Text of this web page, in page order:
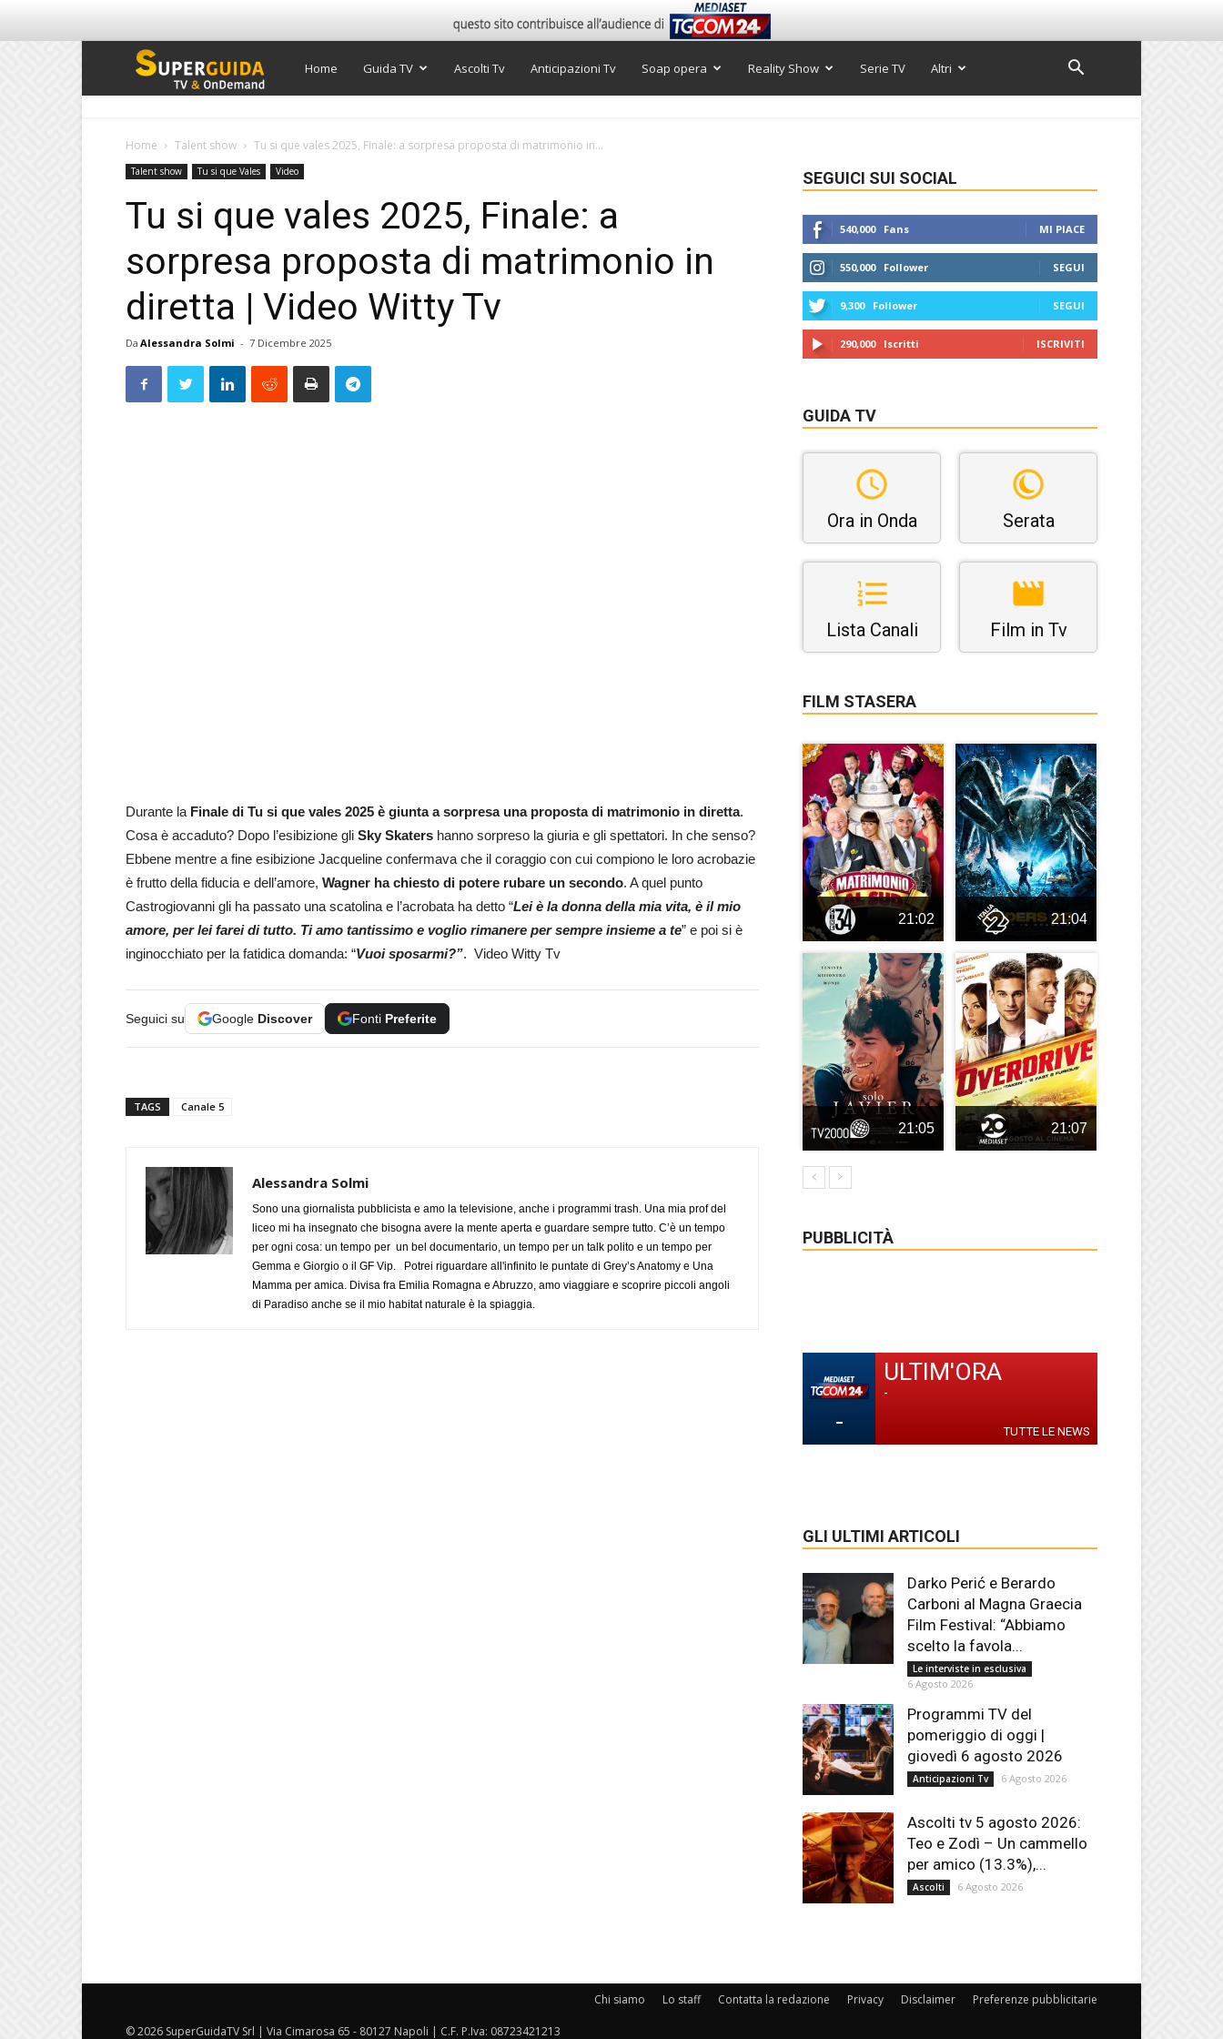
Super
TV
Home Guida TV Ascolti Tv Anticipazioni Tv Soap opera Reality Show Serie TV Altri
Home Talent show Tu si que vales 2025, Finale: a sorpresa proposta di matrimonio in...
Talent show Tu si que Vales Video
Tu si que vales 2025, Finale: a
sorpresa proposta di matrimonio in
diretta | Video Witty Tv
Da Alessandra Solmi - 7 Dicembre 2025
Durante la Finale di Tu si que vales 2025 è giunta a sorpresa una proposta di matrimonio in diretta.
Cosa è accaduto? Dopo l’esibizione gli Sky Skaters hanno sorpreso la giuria e gli spettatori. In che senso?
Ebbene mentre a fine esibizione Jacqueline confermava che il coraggio con cui compiono le loro acrobazie
è frutto della fiducia e dell’amore, Wagner ha chiesto di potere rubare un secondo. A quel punto
Castrogiovanni gli ha passato una scatolina e l’acrobata ha detto “Lei è la donna della mia vita, è il mio
amore, per lei farei di tutto. Ti amo tantissimo e voglio rimanere per sempre insieme a te” e poi si è
inginocchiato per la fatidica domanda: “Vuoi sposarmi?”. Video Witty Tv
Seguici su Google Discover Fonti Preferite
TAGS Canale 5
Alessandra Solmi
Sono una giornalista pubblicista e amo la televisione, anche i programmi trash. Una mia prof del
liceo mi ha insegnato che bisogna avere la mente aperta e guardare sempre tutto. C’è un tempo
per ogni cosa: un tempo per un bel documentario, un tempo per un talk polito e un tempo per
Gemma e Giorgio o il GF Vip. Potrei riguardare all'infinito le puntate di Grey’s Anatomy e Una
Mamma per amica. Divisa fra Emilia Romagna e Abruzzo, amo viaggiare e scoprire piccoli angoli
di Paradiso anche se il mio habitat naturale è la spiaggia.
SEGUICI SUI SOCIAL
540,000 Fans MI PIACE
550,000 Follower SEGUI
9,300 Follower SEGUI
290,000 Iscritti ISCRIVITI
GUIDA TV
Ora in Onda Serata
Lista Canali Film in Tv
FILM STASERA
21:02 21:04
21:05 21:07
PUBBLICITÀ
-
ULTIM'ORA
-
TUTTE LE NEWS
GLI ULTIMI ARTICOLI
Darko Perić e Berardo
Carboni al Magna Graecia
Film Festival: “Abbiamo
scelto la favola...
Le interviste in esclusiva
6 Agosto 2026
Programmi TV del
pomeriggio di oggi |
giovedì 6 agosto 2026
Anticipazioni Tv 6 Agosto 2026
Ascolti tv 5 agosto 2026:
Teo e Zodì – Un cammello
per amico (13.3%),...
Ascolti 6 Agosto 2026
Chi siamo Lo staff Contatta la redazione Privacy Disclaimer Preferenze pubblicitarie
© 2026 SuperGuidaTV Srl | Via Cimarosa 65 - 80127 Napoli | C.F. P.Iva: 08723421213